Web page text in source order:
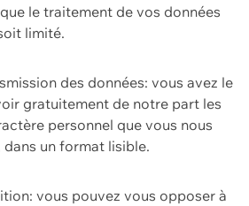
le traitement de vos données
limité.
des données: vous avez le
gratuitement de notre part les
personnel que vous nous
un format lisible.
vous pouvez vous opposer à